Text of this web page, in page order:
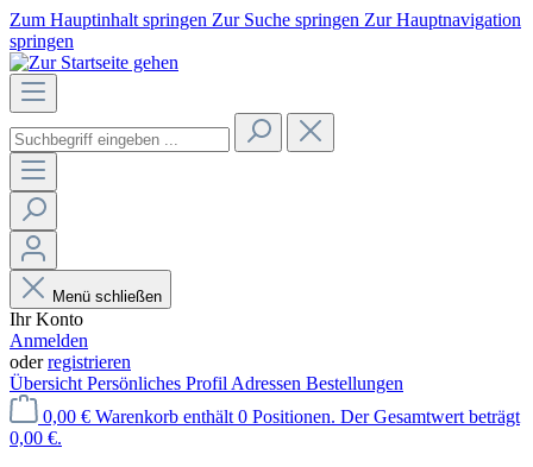
Zum Hauptinhalt springen Zur Suche springen Zur Hauptnavigation
springen
Menü schließen
Ihr Konto
Anmelden
oderregistrieren
Übersicht Persönliches Profil Adressen Bestellungen
0,00 € Warenkorb enthält 0 Positionen. Der Gesamtwert beträgt
0,00 €.